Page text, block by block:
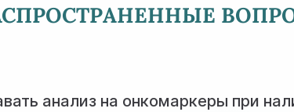
анализ на онкомаркеры при